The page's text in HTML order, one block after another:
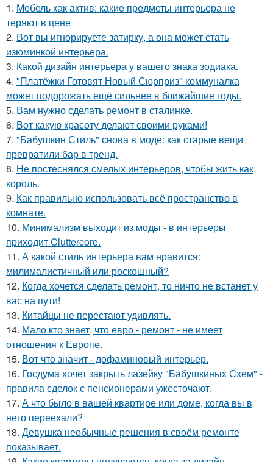
1. Мебель как актив: какие предметы интерьера не
теряют в цене
2. Вот вы игнорируете затирку, а она может стать
изюминкой интерьера.
3. Какой дизайн интерьера у вашего знака зодиака.
4. "Платёжки Готовят Новый Сюрприз" коммуналка
может подорожать ещё сильнее в ближайшие годы.
5. Вам нужно сделать ремонт в сталинке.
6. Вот какую красоту делают своими руками!
7. "Бабушкин Стиль" снова в моде: как старые вещи
превратили бар в тренд.
8. Не постеснялся смелых интерьеров, чтобы жить как
король.
9. Как правильно использовать всё пространство в
комнате.
10. Минимализм выходит из моды - в интерьеры
приходит Cluttercore.
11. А какой стиль интерьера вам нравится:
милималистичный или роскошный?
12. Когда хочется сделать ремонт, то ничто не встанет у
вас на пути!
13. Китайцы не перестают удивлять.
14. Мало кто знает, что евро - ремонт - не имеет
отношения к Европе.
15. Вот что значит - дофаминовый интерьер.
16. Госдума хочет закрыть лазейку "Бабушкиных Схем" -
правила сделок с пенсионерами ужесточают.
17. А что было в вашей квартире или доме, когда вы в
него переехали?
18. Девушка необычные решения в своём ремонте
показывает.